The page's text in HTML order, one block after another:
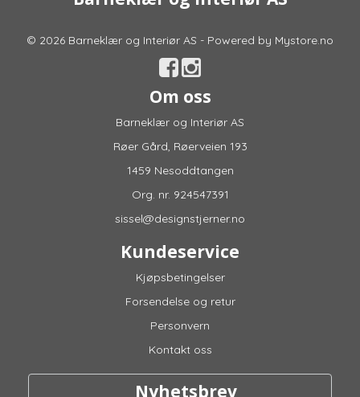
© 2026 Barneklær og Interiør AS - Powered by Mystore.no
Om oss
Barneklær og Interiør AS
Røer Gård, Røerveien 193
1459 Nesoddtangen
Org. nr. 924547391
sissel@designstjerner.no
Kundeservice
Kjøpsbetingelser
Forsendelse og retur
Personvern
Kontakt oss
Nyhetsbrev